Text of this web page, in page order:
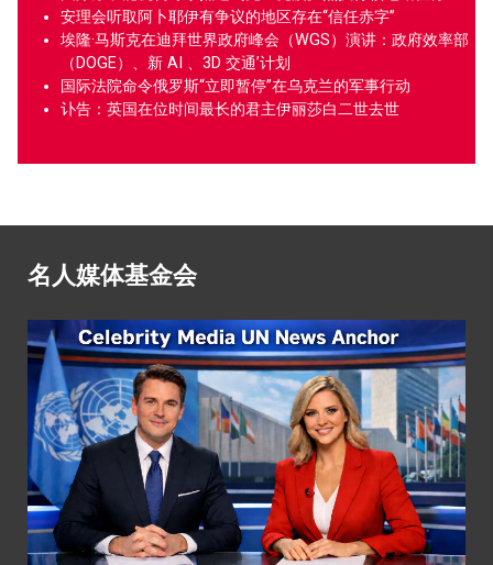
安理会听取阿卜耶伊有争议的地区存在“信任赤字”
埃隆·马斯克在迪拜世界政府峰会（WGS）演讲：政府效率部
（DOGE）、新 AI 、3D 交通’计划
国际法院命令俄罗斯“立即暂停”在乌克兰的军事行动
讣告：英国在位时间最长的君主伊丽莎白二世去世
名人媒体基金会